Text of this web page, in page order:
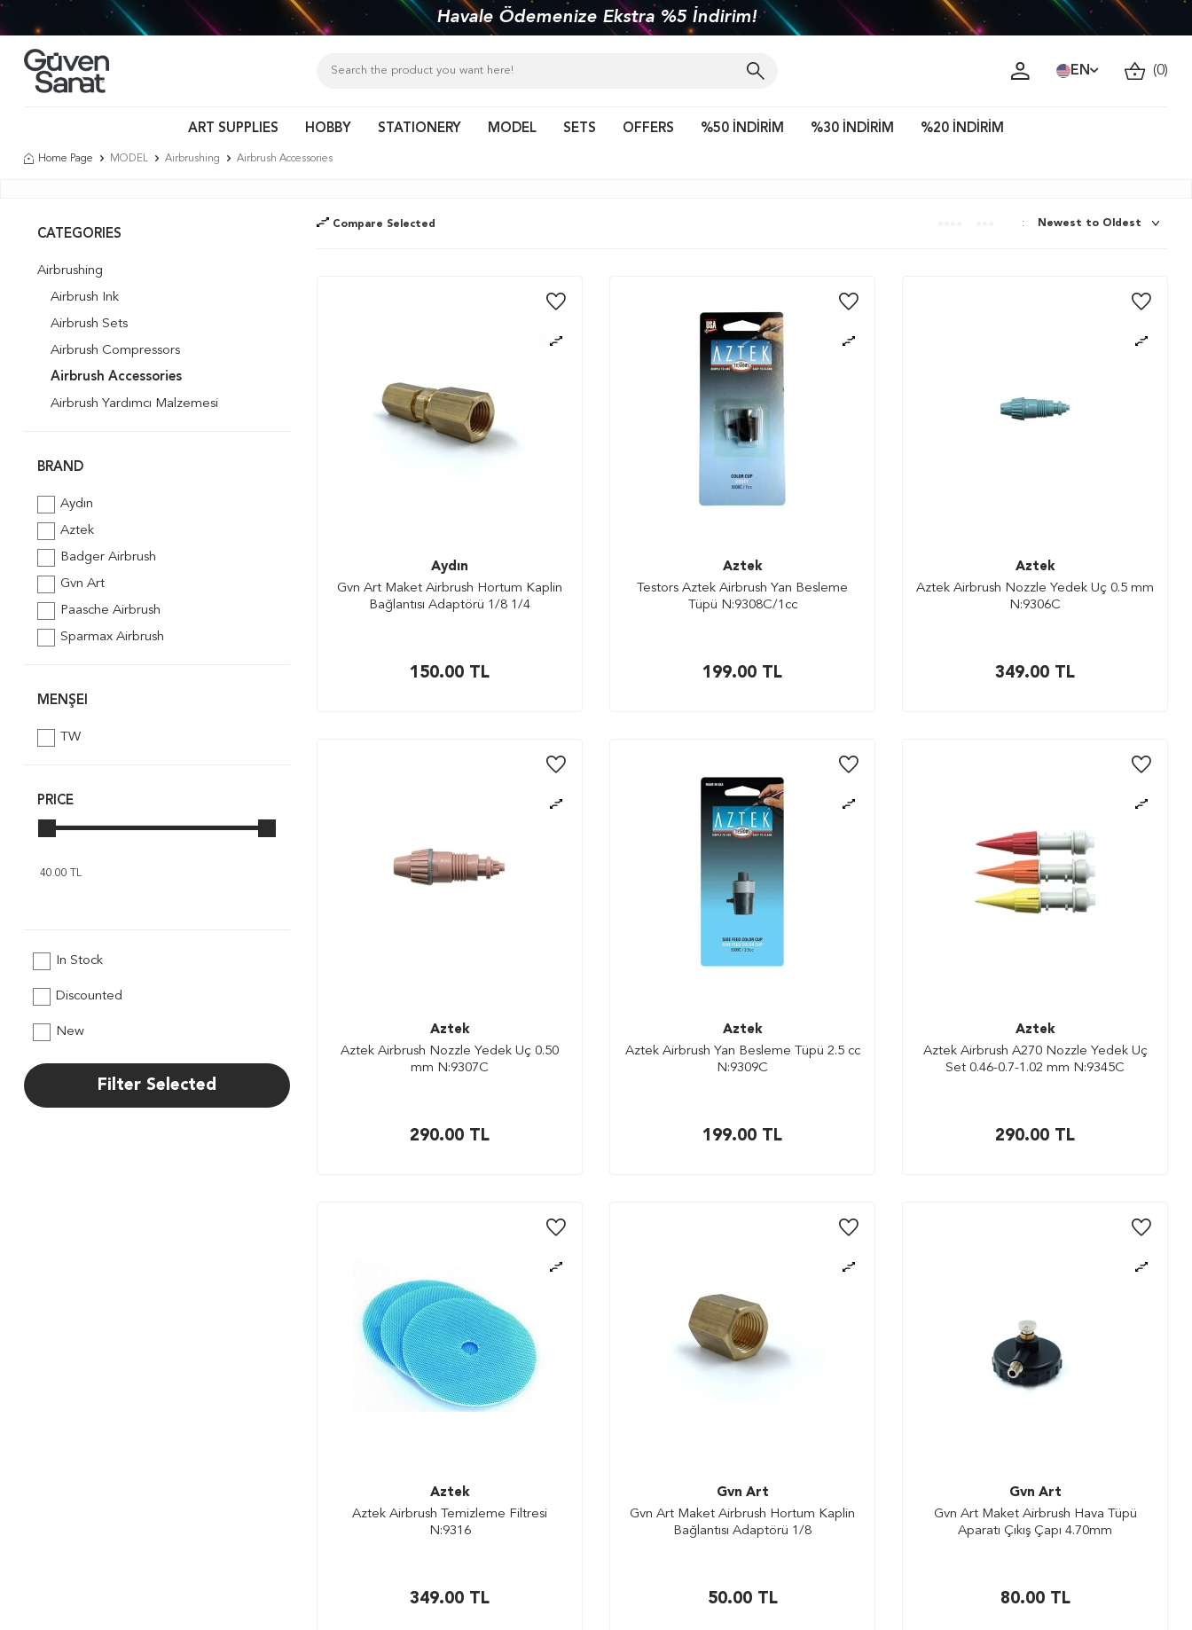
Türkiye'nin her yerine 1450 TL ve üzeri kargo bedava!
EN (0)
ART SUPPLIES HOBBY STATIONERY MODEL SETS OFFERS %50 İNDİRİM %30 İNDİRİM %20 İNDİRİM
Home Page MODEL Airbrushing Airbrush Accessories
CATEGORIES
Airbrushing
Airbrush Ink
Airbrush Sets
Airbrush Compressors
Airbrush Accessories
Airbrush Yardımcı Malzemesi
BRAND
Aydın
Aztek
Badger Airbrush
Gvn Art
Paasche Airbrush
Sparmax Airbrush
MENŞEI
TW
PRICE
In Stock
Discounted
New
Filter Selected
Compare Selected :
Aydın
Gvn Art Maket Airbrush Hortum Kaplin
Bağlantısı Adaptörü 1/8 1/4
150.00 TL
Aztek
Testors Aztek Airbrush Yan Besleme
Tüpü N:9308C/1cc
199.00 TL
Aztek
Aztek Airbrush Nozzle Yedek Uç 0.5 mm
N:9306C
349.00 TL
Aztek
Aztek Airbrush Nozzle Yedek Uç 0.50
mm N:9307C
290.00 TL
Aztek
Aztek Airbrush Yan Besleme Tüpü 2.5 cc
N:9309C
199.00 TL
Aztek
Aztek Airbrush A270 Nozzle Yedek Uç
Set 0.46-0.7-1.02 mm N:9345C
290.00 TL
Aztek
Aztek Airbrush Temizleme Filtresi
N:9316
349.00 TL
Gvn Art
Gvn Art Maket Airbrush Hortum Kaplin
Bağlantısı Adaptörü 1/8
50.00TL
Gvn Art
Gvn Art Maket Airbrush Hava Tüpü
Aparatı Çıkış Çapı 4.70mm
80.00TL